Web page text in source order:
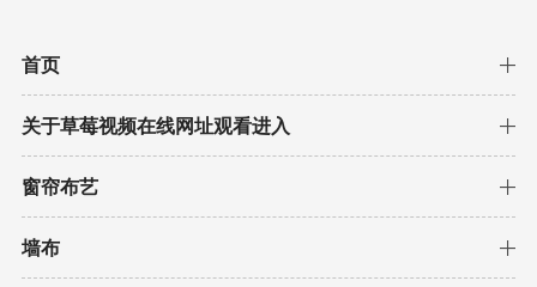
首页
关于草莓视频在线网址观看进入
窗帘布艺
墙布